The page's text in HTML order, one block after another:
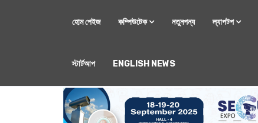
হোম পেইজ কম্পিউটেক নতুনপন্য ল্যাপটপ
স্টার্টআপ ENGLISH NEWS